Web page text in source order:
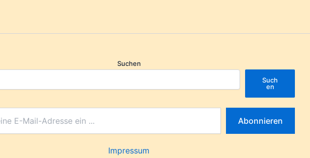
Suchen
Such
en
Abonnieren
Impressum